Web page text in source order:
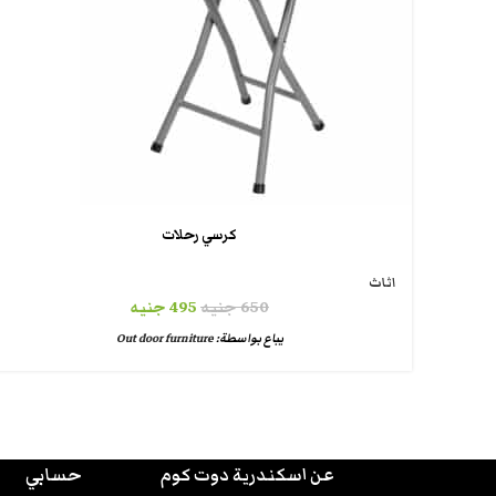
كرسي رحلات
اثاث
650جنيه495جنيه
يباع بواسطة:Out door furniture
عن اسكندرية دوت كوم حسابي